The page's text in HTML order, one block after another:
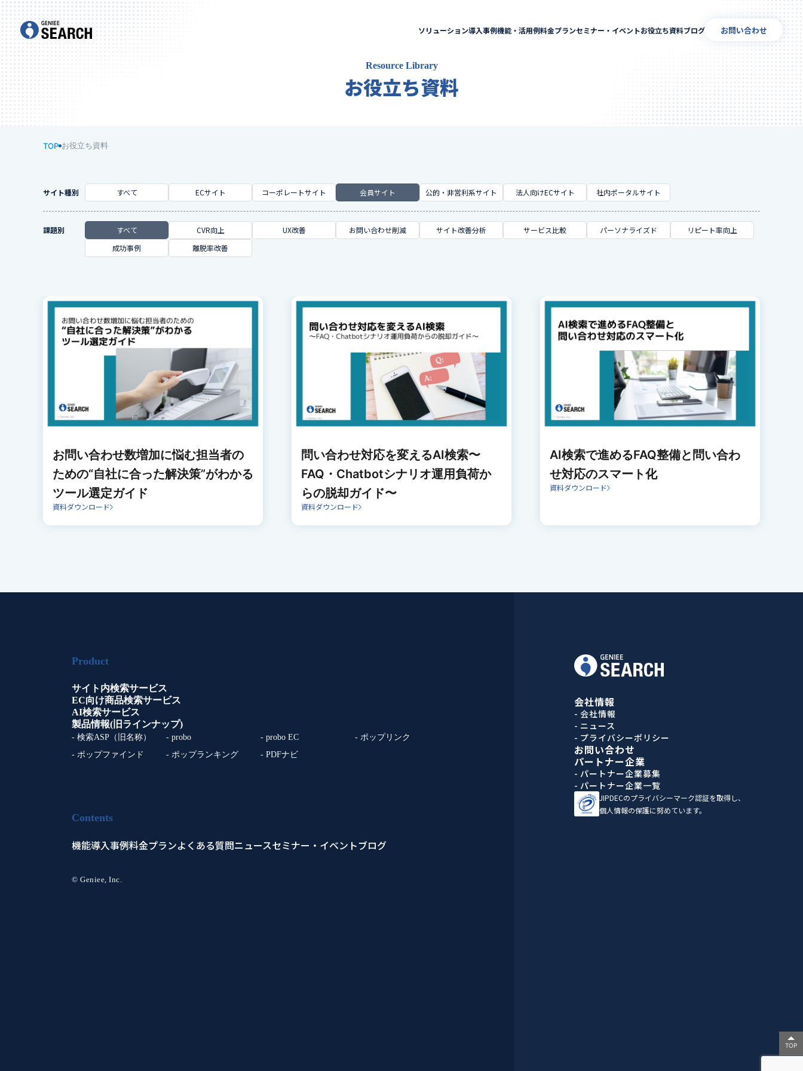
ソリューション導入事例機能・活用例料金プランセミナー・イベントお役立ち資料ブログ お問い合わせ
Resource Library
お役立ち資料
TOP お役立ち資料
サイト種別 すべて ECサイト コーポレートサイト 会員サイト 公的・非営利系サイト 法人向けECサイト 社内ポータルサイト
課題別 すべて CVR向上 UX改善 お問い合わせ削減 サイト改善分析 サービス比較 パーソナライズド
リピート率向上
成功事例
離脱率改善
お問い合わせ数増加に悩む担当者の
ための“自社に合った解決策”がわかる
ツール選定ガイド
資料ダウンロード
問い合わせ対応を変えるAI検索〜
FAQ・Chatbotシナリオ運用負荷か
らの脱却ガイド〜
資料ダウンロード
AI検索で進めるFAQ整備と問い合わ
せ対応のスマート化
資料ダウンロード
TOP
Product
サイト内検索サービス
EC向け商品検索サービス
AI検索サービス
製品情報(旧ラインナップ)
- 検索ASP（旧名称） - probo - probo EC
- ポップリンク
- ポップファインド
- ポップランキング - PDFナビ
Contents
機能導入事例料金プランよくある質問ニュースセミナー・イベントブログ
© Geniee, Inc.
会社情報
- 会社情報
- ニュース
- プライバシーポリシー
お問い合わせ
パートナー企業
- パートナー企業募集
- パートナー企業一覧
JIPDECのプライバシーマーク認証を取得し、
個人情報の保護に努めています。